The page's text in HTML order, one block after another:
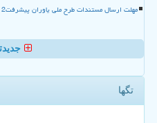
مهلت ارسال مستندات طرح ملی یاوران پیشرفت2 تا 20 مرداد تمدید گردید
تگها